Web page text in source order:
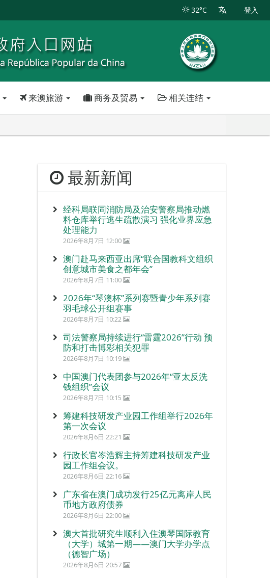
32°C 登入
来澳旅游 商务及贸易 相关连结
最新新闻
经科局联同消防局及治安警察局推动燃
料仓库举行逃生疏散演习 强化业界应急
处理能力
2026年8月7日 12:00
澳门赴马来西亚出席“联合国教科文组织
创意城市美食之都年会”
2026年8月7日 11:00
2026年“琴澳杯”系列赛暨青少年系列赛
羽毛球公开组赛事
2026年8月7日 10:22
司法警察局持续进行“雷霆2026”行动 预
防和打击博彩相关犯罪
2026年8月7日 10:19
中国澳门代表团参与2026年“亚太反洗
钱组织”会议
2026年8月7日 10:15
筹建科技研发产业园工作组举行2026年
第一次会议
2026年8月6日 22:21
行政长官岑浩辉主持筹建科技研发产业
园工作组会议。
2026年8月6日 22:16
广东省在澳门成功发行25亿元离岸人民
币地方政府债券
2026年8月6日 22:00
澳大首批研究生顺利入住澳琴国际教育
（大学）城第一期——澳门大学办学点
（德智广场）
2026年8月6日 20:57